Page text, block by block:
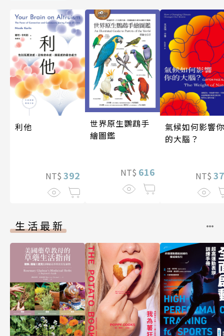
利他
NT$ 392
世界原生鸚鵡手
繪圖鑑
NT$ 616
氣候如何影響你
的大腦？
NT$
生活最新